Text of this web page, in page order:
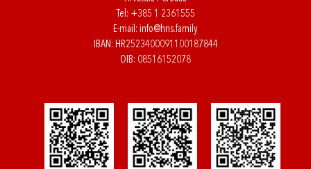
Tel: +385 1 2361555
E-mail: info@hns.family
IBAN: HR2523400091100187844
OIB: 08516152078